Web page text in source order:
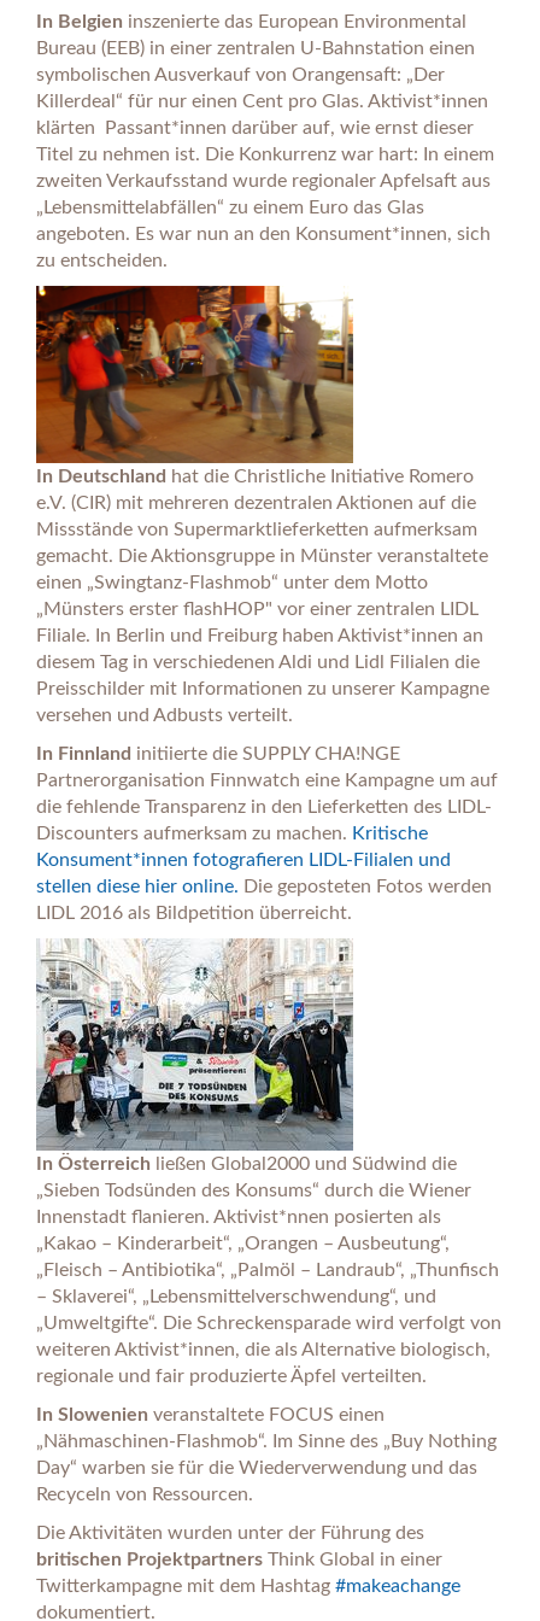
In Belgien inszenierte das European Environmental
Bureau (EEB) in einer zentralen U-Bahnstation einen
symbolischen Ausverkauf von Orangensaft: „Der
Killerdeal“ für nur einen Cent pro Glas. Aktivist*innen
klärten Passant*innen darüber auf, wie ernst dieser
Titel zu nehmen ist. Die Konkurrenz war hart: In einem
zweiten Verkaufsstand wurde regionaler Apfelsaft aus
„Lebensmittelabfällen“ zu einem Euro das Glas
angeboten. Es war nun an den Konsument*innen, sich
zu entscheiden.
In Deutschland hat die Christliche Initiative Romero
e.V. (CIR) mit mehreren dezentralen Aktionen auf die
Missstände von Supermarktlieferketten aufmerksam
gemacht. Die Aktionsgruppe in Münster veranstaltete
einen „Swingtanz-Flashmob“ unter dem Motto
„Münsters erster flashHOP" vor einer zentralen LIDL
Filiale. In Berlin und Freiburg haben Aktivist*innen an
diesem Tag in verschiedenen Aldi und Lidl Filialen die
Preisschilder mit Informationen zu unserer Kampagne
versehen und Adbusts verteilt.
In Finnland initiierte die SUPPLY CHA!NGE
Partnerorganisation Finnwatch eine Kampagne um auf
die fehlende Transparenz in den Lieferketten des LIDL-
Discounters aufmerksam zu machen. Kritische
Konsument*innen fotografieren LIDL-Filialen und
stellen diese hier online. Die geposteten Fotos werden
LIDL 2016 als Bildpetition überreicht.
In Österreich ließen Global2000 und Südwind die
„Sieben Todsünden des Konsums“ durch die Wiener
Innenstadt flanieren. Aktivist*nnen posierten als
„Kakao – Kinderarbeit“, „Orangen – Ausbeutung“,
„Fleisch – Antibiotika“, „Palmöl – Landraub“, „Thunfisch
– Sklaverei“, „Lebensmittelverschwendung“, und
„Umweltgifte“. Die Schreckensparade wird verfolgt von
weiteren Aktivist*innen, die als Alternative biologisch,
regionale und fair produzierte Äpfel verteilten.
In Slowenien veranstaltete FOCUS einen
„Nähmaschinen-Flashmob“. Im Sinne des „Buy Nothing
Day“ warben sie für die Wiederverwendung und das
Recyceln von Ressourcen.
Die Aktivitäten wurden unter der Führung des
britischen Projektpartners Think Global in einer
Twitterkampagne mit dem Hashtag #makeachange
dokumentiert.